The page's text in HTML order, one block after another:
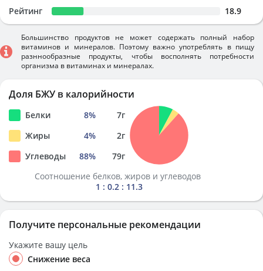
Рейтинг 18.9
Большинство продуктов не может содержать полный набор
витаминов и минералов. Поэтому важно употреблять в пищу
разннообразные продукты, чтобы восполнять потребности
организма в витаминах и минералах.
Доля БЖУ в калорийности
Белки 8% 7г
Жиры
4% 2г
Углеводы
88% 79г
Соотношение белков, жиров и углеводов
1 : 0.2 : 11.3
Получите персональные рекомендации
Укажите вашу цель
Снижение веса